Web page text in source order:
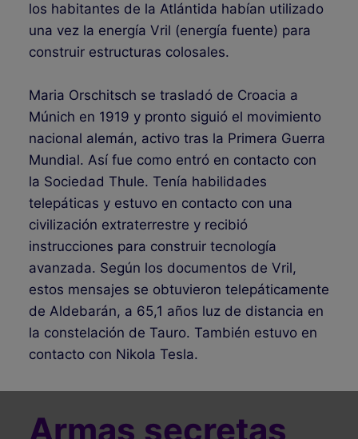
los habitantes de la Atlántida habían utilizado
una vez la energía Vril (energía fuente) para
construir estructuras colosales.
Maria Orschitsch se trasladó de Croacia a
Múnich en 1919 y pronto siguió el movimiento
nacional alemán, activo tras la Primera Guerra
Mundial. Así fue como entró en contacto con
la Sociedad Thule. Tenía habilidades
telepáticas y estuvo en contacto con una
civilización extraterrestre y recibió
instrucciones para construir tecnología
avanzada. Según los documentos de Vril,
estos mensajes se obtuvieron telepáticamente
de Aldebarán, a 65,1 años luz de distancia en
la constelación de Tauro. También estuvo en
contacto con Nikola Tesla.
Armas secretas